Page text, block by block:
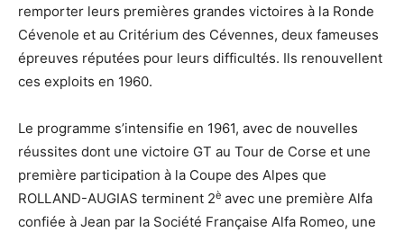
remporter leurs premières grandes victoires à la Ronde
Cévenole et au Critérium des Cévennes, deux fameuses
épreuves réputées pour leurs difficultés. Ils renouvellent
ces exploits en 1960.
Le programme s’intensifie en 1961, avec de nouvelles
réussites dont une victoire GT au Tour de Corse et une
première participation à la Coupe des Alpes que
ROLLAND-AUGIAS terminent 2è avec une première Alfa
confiée à Jean par la Société Française Alfa Romeo, une